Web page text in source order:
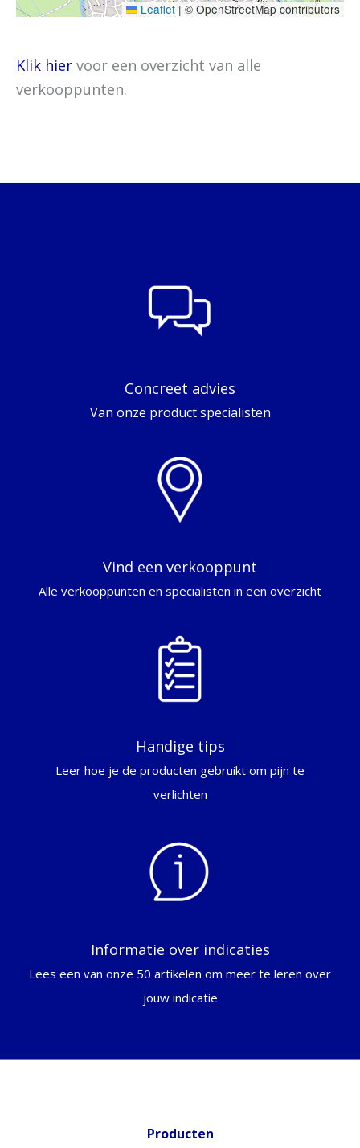
Leaflet | © OpenStreetMap contributors
Klik hier voor een overzicht van alle
verkooppunten.
Concreet advies
Van onze product specialisten
Vind een verkooppunt
Alle verkooppunten en specialisten in een overzicht
Handige tips
Leer hoe je de producten gebruikt om pijn te
verlichten
Informatie over indicaties
Lees een van onze 50 artikelen om meer te leren over
jouw indicatie
Producten